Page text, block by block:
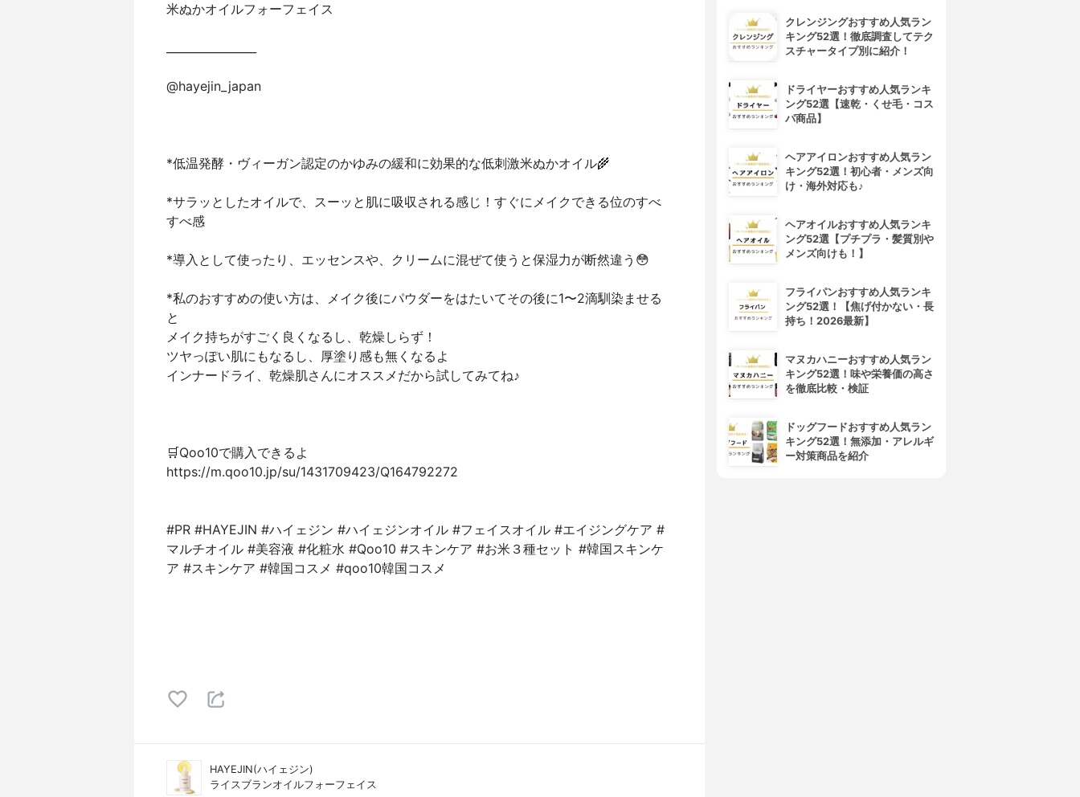
米ぬかオイルフォーフェイス
@hayejin_japan
*低温発酵・ヴィーガン認定のかゆみの緩和に効果的な低刺激米ぬかオイル🌾
*サラッとしたオイルで、スーッと肌に吸収される感じ！すぐにメイクできる位のすべ
すべ感
*導入として使ったり、エッセンスや、クリームに混ぜて使うと保湿力が断然違う😳
*私のおすすめの使い方は、メイク後にパウダーをはたいてその後に1〜2滴馴染ませる
と
メイク持ちがすごく良くなるし、乾燥しらず！
ツヤっぽい肌にもなるし、厚塗り感も無くなるよ
インナードライ、乾燥肌さんにオススメだから試してみてね♪
🛒Qoo10で購入できるよ
https://m.qoo10.jp/su/1431709423/Q164792272
#PR #HAYEJIN #ハイェジン #ハイェジンオイル #フェイスオイル #エイジングケア #
マルチオイル #美容液 #化粧水 #Qoo10 #スキンケア #お米３種セット #韓国スキンケ
ア #スキンケア #韓国コスメ #qoo10韓国コスメ
HAYEJIN(ハイェジン)
ライスブランオイルフォーフェイス
クレンジングおすすめ人気ラン
キング52選！徹底調査してテク
スチャータイプ別に紹介！
ドライヤーおすすめ人気ランキ
ング52選【速乾・くせ毛・コス
パ商品】
ヘアアイロンおすすめ人気ラン
キング52選！初心者・メンズ向
け・海外対応も♪
ヘアオイルおすすめ人気ランキ
ング52選【プチプラ・髪質別や
メンズ向けも！】
フライパンおすすめ人気ランキ
ング52選！【焦げ付かない・長
持ち！2026最新】
マヌカハニーおすすめ人気ラン
キング52選！味や栄養価の高さ
を徹底比較・検証
ドッグフードおすすめ人気ラン
キング52選！無添加・アレルギ
ー対策商品を紹介